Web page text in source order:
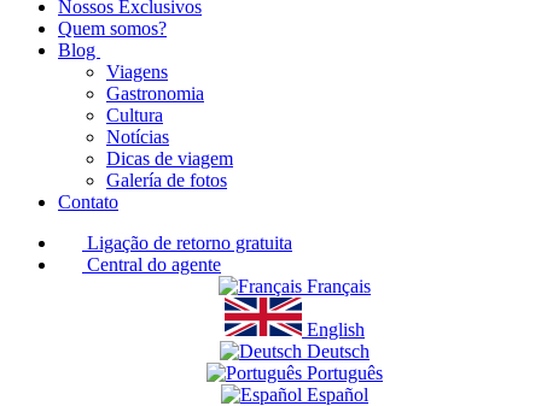
Nossos Exclusivos
Quem somos?
Blog
Viagens
Gastronomia
Cultura
Notícias
Dicas de viagem
Galería de fotos
Contato
Ligação de retorno gratuita
Central do agente
Français
English
Deutsch
Português
Español